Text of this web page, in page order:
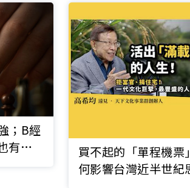
；B經
有苦
買不起的「單程機票
何影響台灣近半世紀